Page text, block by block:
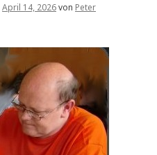
April 14, 2026von Peter